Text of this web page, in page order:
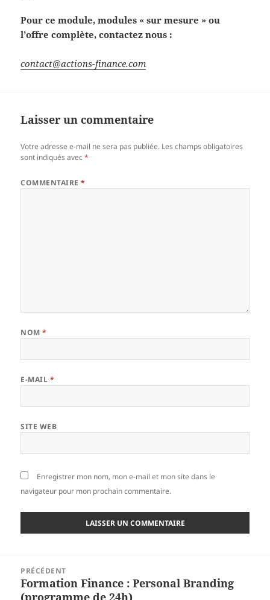
Pour ce module, modules « sur mesure » ou
l’offre complète, contactez nous :
contact@actions-finance.com
Laisser un commentaire
Votre adresse e-mail ne sera pas publiée. Les champs obligatoires
sont indiqués avec*
COMMENTAIRE*
NOM*
E-MAIL *
SITE WEB
Enregistrer mon nom, mon e-mail et mon site dans le
navigateur pour mon prochain commentaire.
l’article
PRÉCÉDENT
Article
précédent :
Formation Finance : Personal Branding
(programme de 24h)